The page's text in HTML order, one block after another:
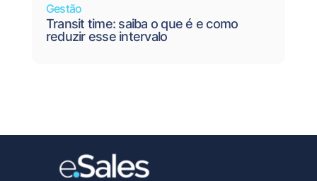
Gestão
Transit time: saiba o que é e como
reduzir esse intervalo